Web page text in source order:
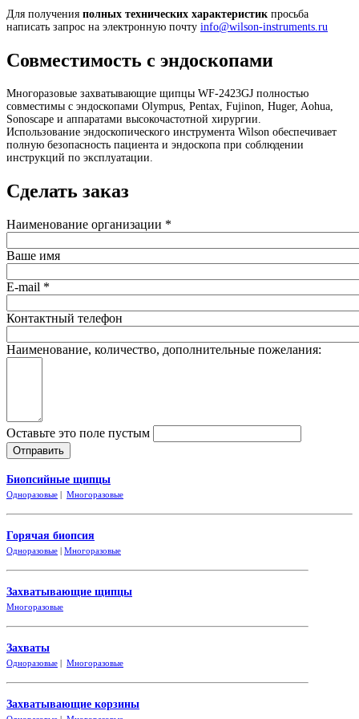
Для получения полных технических характеристик просьба
написать запрос на электронную почту info@wilson-instruments.ru
Совместимость с эндоскопами
Многоразовые захватывающие щипцы WF-2423GJ полностью
совместимы с эндоскопами Olympus, Pentax, Fujinon, Huger, Aohua,
Sonoscape и аппаратами высокочастотной хирургии.
Использование эндоскопического инструмента Wilson обеспечивает
полную безопасность пациента и эндоскопа при соблюдении
инструкций по эксплуатации.
Сделать заказ
Наименование организации *
Ваше имя
E-mail *
Контактный телефон
Наименование, количество, дополнительные пожелания:
Оставьте это поле пустым
Биопсийные щипцы
Одноразовые Многоразовые
Горячая биопсия
Одноразовые Многоразовые
Захватывающие щипцы
Многоразовые
Захваты
Одноразовые Многоразовые
Захватывающие корзины